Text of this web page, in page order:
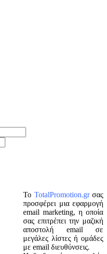
Το TotalPromotion.grσας
προσφέρει μια εφαρμογή
email marketing, η οποία
σας επιτρέπει την μαζική
αποστολή email σε
μεγάλες λίστες ή ομάδες
με email διευθύνσεις.